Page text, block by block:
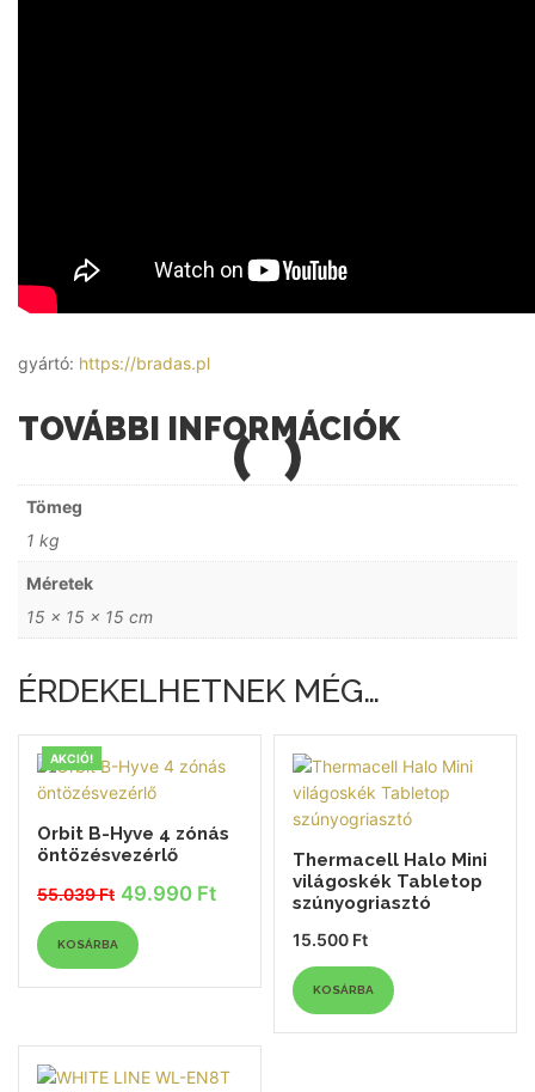
gyártó: https://bradas.pl
TOVÁBBI INFORMÁCIÓK
Tömeg
1 kg
Méretek
15 × 15 × 15 cm
ÉRDEKELHETNEK MÉG…
AKCIÓ!
Orbit B-Hyve 4 zónás
öntözésvezérlő
55.039Ft
Original
price
was:
55.039 Ft.
49.990 Ft
Current
price
is:
49.990 Ft.
KOSÁRBA
Thermacell Halo Mini
világoskék Tabletop
szúnyogriasztó
15.500 Ft
KOSÁRBA